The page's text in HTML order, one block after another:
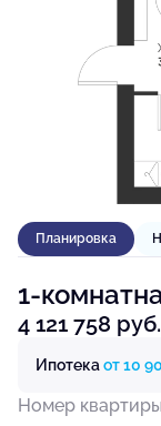
Планировка
1-
4 121 758 руб.
Ипотекаот 10
Номер квартиры